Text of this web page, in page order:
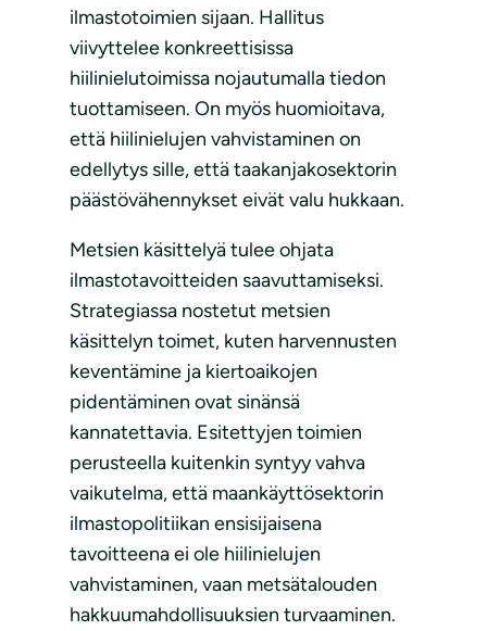
ilmastotoimien sijaan. Hallitus
viivyttelee konkreettisissa
hiilinielutoimissa nojautumalla tiedon
tuottamiseen. On myös huomioitava,
että hiilinielujen vahvistaminen on
edellytys sille, että taakanjakosektorin
päästövähennykset eivät valu hukkaan.
Metsien käsittelyä tulee ohjata
ilmastotavoitteiden saavuttamiseksi.
Strategiassa nostetut metsien
käsittelyn toimet, kuten harvennusten
keventämine ja kiertoaikojen
pidentäminen ovat sinänsä
kannatettavia. Esitettyjen toimien
perusteella kuitenkin syntyy vahva
vaikutelma, että maankäyttösektorin
ilmastopolitiikan ensisijaisena
tavoitteena ei ole hiilinielujen
vahvistaminen, vaan metsätalouden
hakkuumahdollisuuksien turvaaminen.